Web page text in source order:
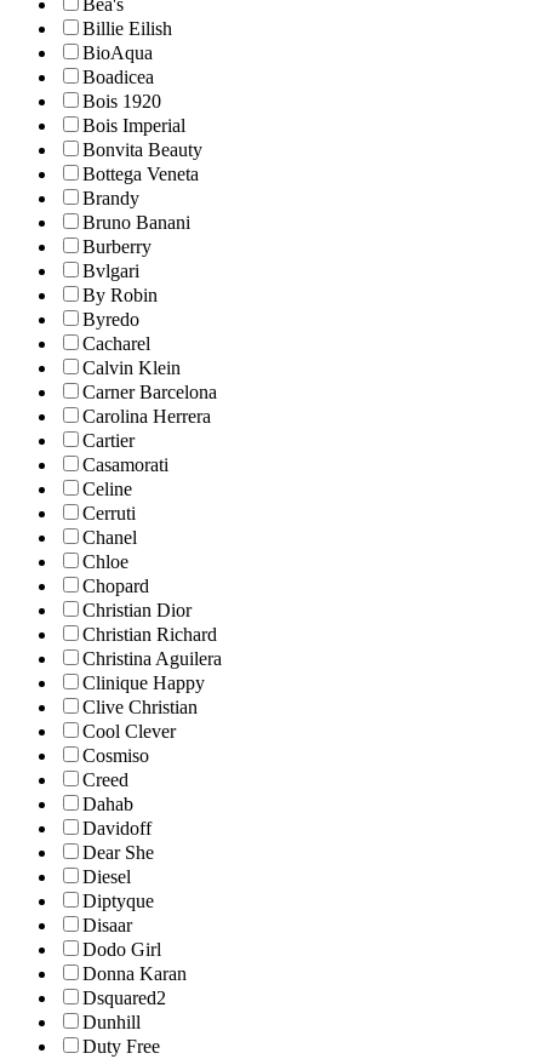
Bea's
Billie Eilish
BioAqua
Boadicea
Bois 1920
Bois Imperial
Bonvita Beauty
Bottega Veneta
Brandy
Bruno Banani
Burberry
Bvlgari
By Robin
Byredo
Cacharel
Calvin Klein
Carner Barcelona
Carolina Herrera
Cartier
Casamorati
Celine
Cerruti
Chanel
Chloe
Chopard
Christian Dior
Christian Richard
Christina Aguilera
Clinique Happy
Clive Christian
Cool Clever
Cosmiso
Creed
Dahab
Davidoff
Dear She
Diesel
Diptyque
Disaar
Dodo Girl
Donna Karan
Dsquared2
Dunhill
Duty Free